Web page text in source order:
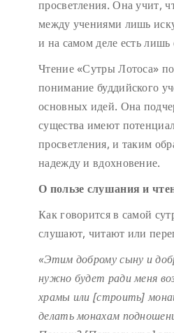
просветления. Она учит,
между учениями лишь
и на самом деле есть
Чтение «Сутры Лотоса»
понимание буддийского
основных идей. Она
существа имеют
просветления, и таким
надежду и вдохновение.
О пользе слушания и
Как говорится в самой
слушают, читают или
«Этим доброму сыну и
нужно будет ради меня
храмы или [строить]
делать монахам